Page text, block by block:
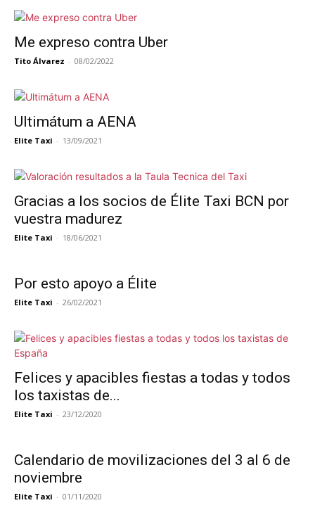
Me expreso contra Uber
Tito Álvarez - 08/02/2022
Ultimátum a AENA
Elite Taxi - 13/09/2021
Gracias a los socios de Élite Taxi BCN por
vuestra madurez
Elite Taxi - 18/06/2021
Por esto apoyo a Élite
Elite Taxi - 26/02/2021
Felices y apacibles fiestas a todas y todos
los taxistas de...
Elite Taxi - 23/12/2020
Calendario de movilizaciones del 3 al 6 de
noviembre
Elite Taxi - 01/11/2020